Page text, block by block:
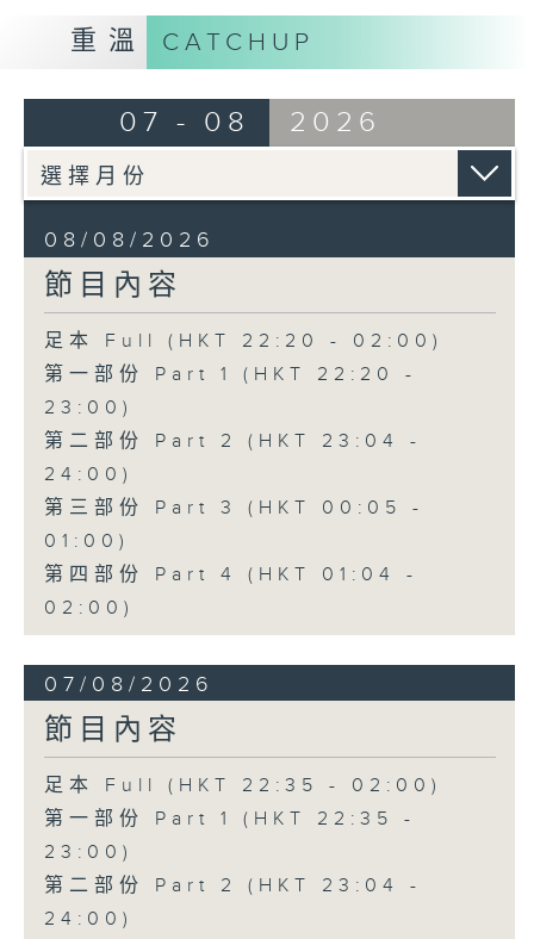
重溫 CATCHUP
07 - 08 2026
08/08/2026
節目內容
足本 Full (HKT 22:20 - 02:00)
第一部份 Part 1 (HKT 22:20 -
23:00)
第二部份 Part 2 (HKT 23:04 -
24:00)
第三部份 Part 3 (HKT 00:05 -
01:00)
第四部份 Part 4 (HKT 01:04 -
02:00)
07/08/2026
節目內容
足本 Full (HKT 22:35 - 02:00)
第一部份 Part 1 (HKT 22:35 -
23:00)
第二部份 Part 2 (HKT 23:04 -
24:00)